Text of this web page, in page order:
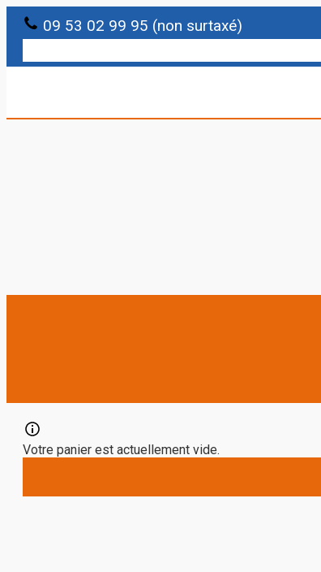
09 53 02 99 95 (non surtaxé)
Votre panier est actuellement vide.